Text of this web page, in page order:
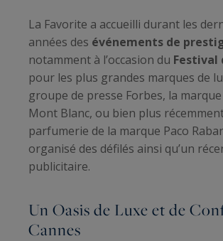
La Favorite a accueilli durant les
années des événements de
notamment à l’occasion du Festival
pour les plus grandes marques de
groupe de presse Forbes, la
Mont Blanc, ou bien plus
parfumerie de la marque Paco
organisé des défilés ainsi qu’un
publicitaire.
Un Oasis de Luxe et de
Cannes